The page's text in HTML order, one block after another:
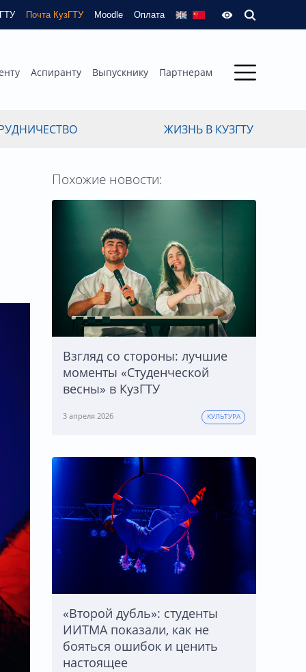
Почта КузГТУ Moodle Оплата
Аспиранту Выпускнику Партнерам
ЖИЗНЬ В КУЗГТУ
Похожие новости:
Взгляд со стороны: лучшие
моменты «Студенческой
весны» в КузГТУ
3 апреля 2026 КУЛЬТУРА
«Второй дубль»: студенты
ИИТМА показали, как не
бояться ошибок и ценить
настоящее